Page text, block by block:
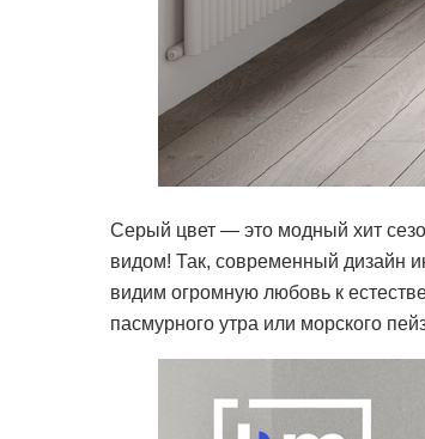
Серый цвет — это модный хит
видом! Так, современный дизайн
видим огромную любовь к
пасмурного утра или морского